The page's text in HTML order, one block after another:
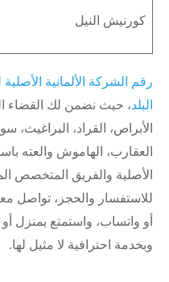
كورنيش النيل
رقم الشركة الألمانية
البلد، حيث نضمن لك القضاء
الأبراص، القراد،
العقارب، الهاموش والعته
الأصلية والفريق المتخصص
للاستفسار والحجز، تواصل
أو واتساب، واستمتع
وبخدمة احترافية لا مثيل لها.